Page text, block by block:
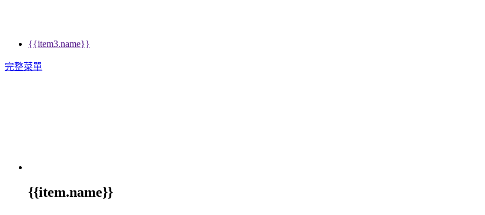
{{item3.name}}
完整菜單
{{item.name}}